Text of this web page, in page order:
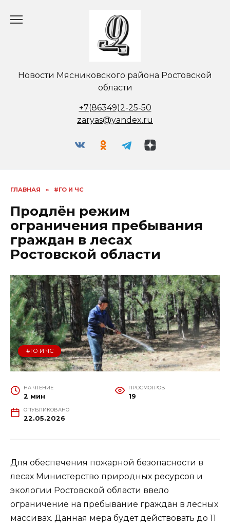
Новости Мясниковского района Ростовской
области
+7(86349)2-25-50
zaryas@yandex.ru
ГЛАВНАЯ » #ГО И ЧС
Продлён режим
ограничения пребывания
граждан в лесах
Ростовской области
#ГО И ЧС
НА ЧТЕНИЕ
2 мин
ПРОСМОТРОВ
19
ОПУБЛИКОВАНО
22.05.2026
Для обеспечения пожарной безопасности в
лесах Министерство природных ресурсов и
экологии Ростовской области ввело
ограничение на пребывание граждан в лесных
массивах. Данная мера будет действовать до 11